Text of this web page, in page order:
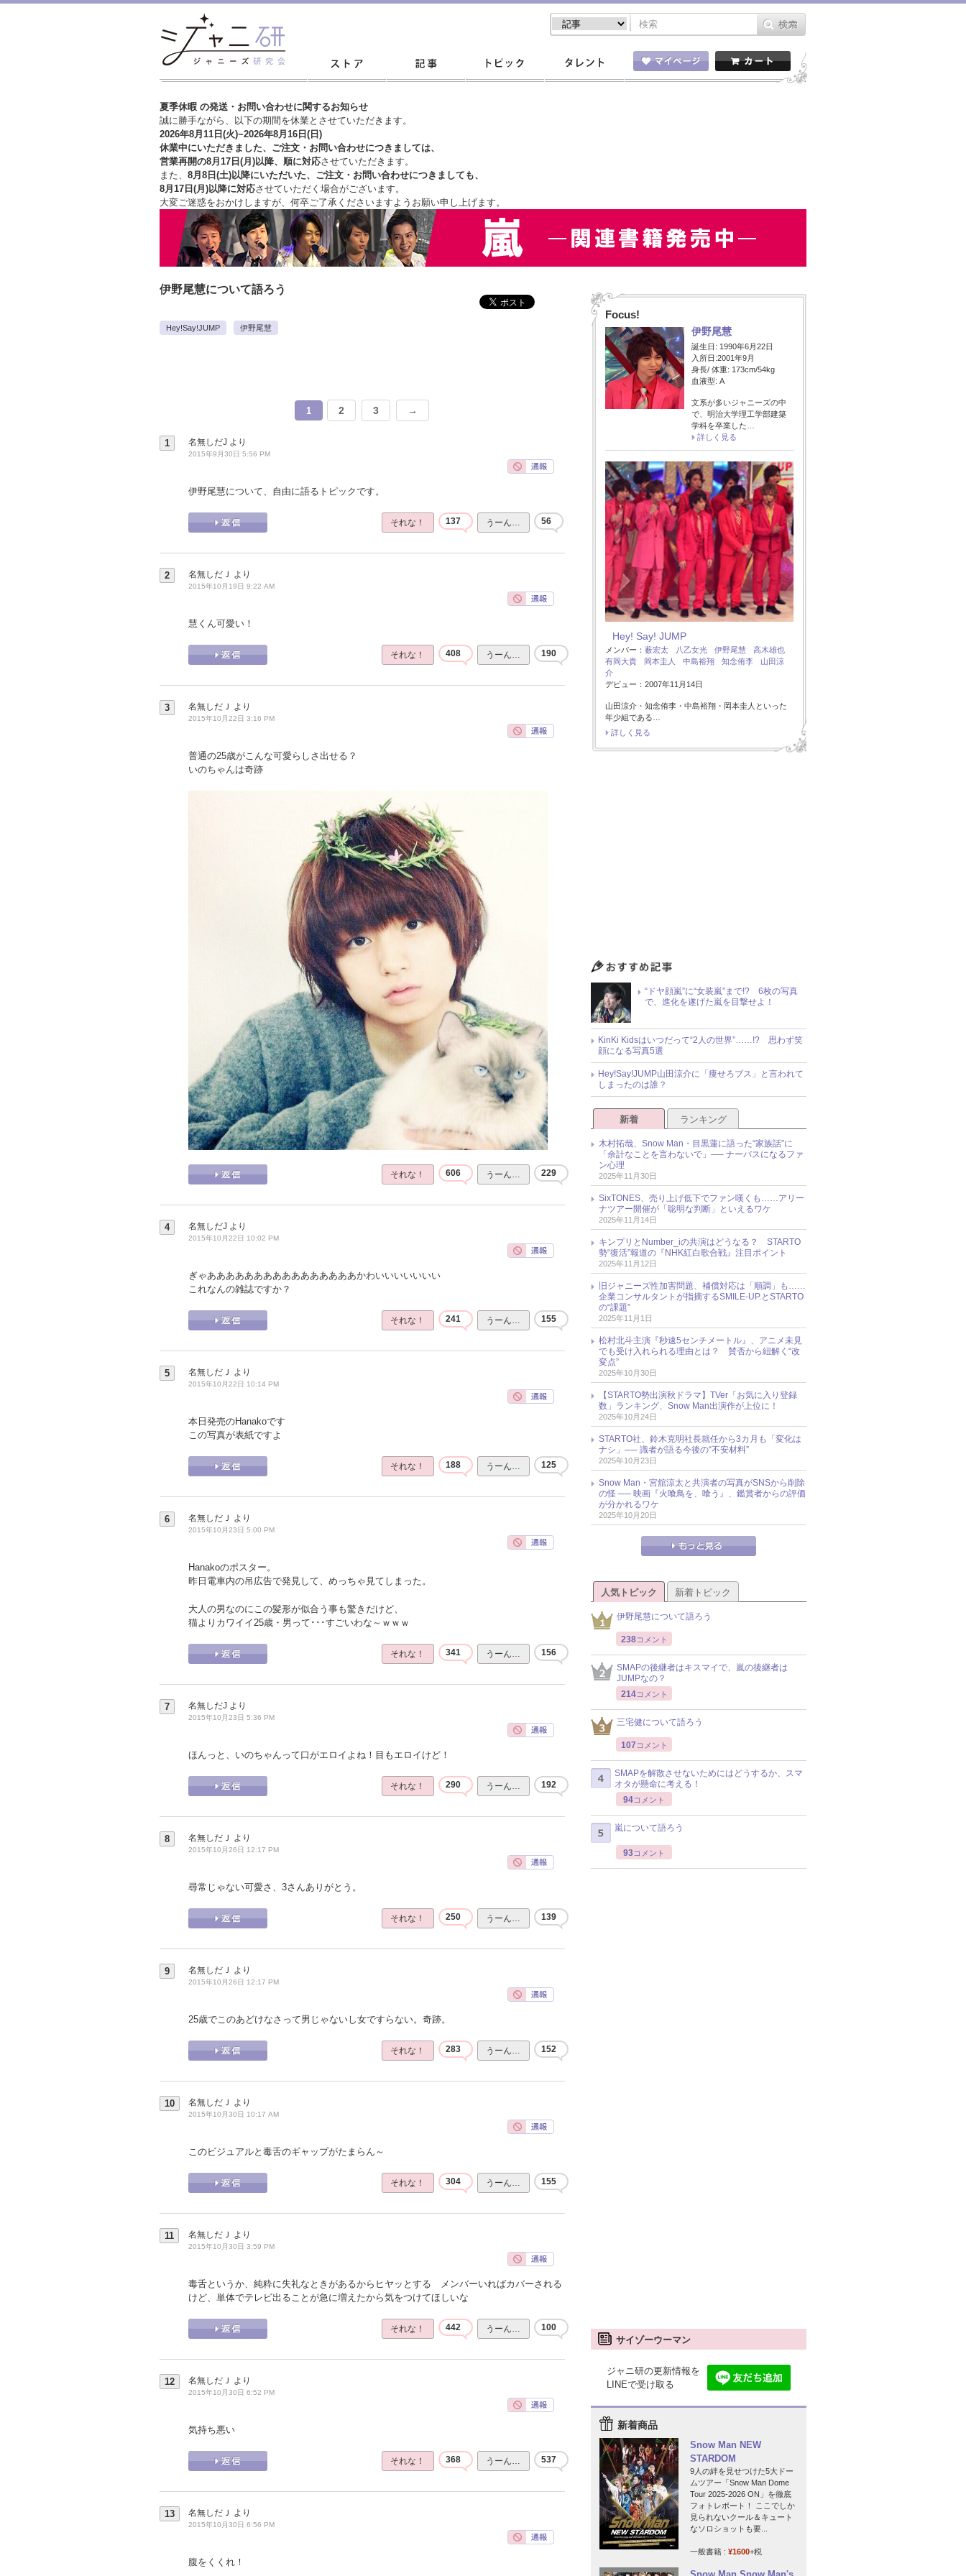
夏季休暇 の発送・お問い合わせに関するお知らせ
誠に勝手ながら、以下の期間を休業とさせていただきます。
2026年8月11日(火)~2026年8月16日(日)
休業中にいただきました、ご注文・お問い合わせにつきましては、
営業再開の8月17日(月)以降、順に対応させていただきます。
また、 8月8日(土)以降にいただいた、ご注文・ お問い合わせにつきましても、
8月17日(月)以降に対応させていただく場合がございます。
大変ご迷惑をおかけしますが、 何卒ご了承くださいますようお願い申し上げます。
伊野尾慧について語ろう
Hey!Say!JUMP 伊野尾慧
1 2 3 →
1 名無しだJ より
2015年9月30日 5:56 PM
伊野尾慧について、自由に語るトピックです。
それな！ 137 うーん… 56
2 名無しだＪ より
2015年10月19日 9:22 AM
慧くん可愛い！
それな！ 408 うーん… 190
3 名無しだＪ より
2015年10月22日 3:16 PM
普通の25歳がこんな可愛らしさ出せる？
いのちゃんは奇跡
それな！ 606 うーん… 229
4 名無しだJ より
2015年10月22日 10:02 PM
ぎゃああああああああああああああああかわいいいいいいい
これなんの雑誌ですか？
それな！ 241 うーん… 155
5 名無しだＪ より
2015年10月22日 10:14 PM
本日発売のHanakoです
この写真が表紙ですよ
それな！ 188 うーん… 125
6 名無しだＪ より
2015年10月23日 5:00 PM
Hanakoのポスター。
昨日電車内の吊広告で発見して、めっちゃ見てしまった。
大人の男なのにこの髪形が似合う事も驚きだけど、
猫よりカワイイ25歳・男って･･･すごいわな～ｗｗｗ
それな！ 341 うーん… 156
7 名無しだJ より
2015年10月23日 5:36 PM
ほんっと、いのちゃんって口がエロイよね！目もエロイけど！
それな！ 290 うーん… 192
8 名無しだＪ より
2015年10月26日 12:17 PM
尋常じゃない可愛さ、3さんありがとう。
それな！ 250 うーん… 139
9 名無しだＪ より
2015年10月26日 12:17 PM
25歳でこのあどけなさって男じゃないし女ですらない。奇跡。
それな！ 283 うーん… 152
10 名無しだＪ より
2015年10月30日 10:17 AM
このビジュアルと毒舌のギャップがたまらん～
それな！ 304 うーん… 155
11 名無しだＪ より
2015年10月30日 3:59 PM
毒舌というか、純粋に失礼なときがあるからヒヤッとする メンバーいればカバーされる
けど、単体でテレビ出ることが急に増えたから気をつけてほしいな
それな！ 442 うーん… 100
12 名無しだＪ より
2015年10月30日 6:52 PM
気持ち悪い
それな！ 368 うーん… 537
13 名無しだＪ より
2015年10月30日 6:56 PM
腹をくくれ！
Focus!
伊野尾慧
誕生日: 1990年6月22日
入所日:2001年9月
身長/ 体重: 173cm/54kg
血液型: A
文系が多いジャニーズの中
で、明治大学理工学部建築
学科を卒業した…
詳しく見る
Hey! Say! JUMP
メンバー： 薮宏太 八乙女光 伊野尾慧
高木雄也
有岡大貴
岡本圭人 中島裕翔 知念侑李
山田涼
介
デビュー：2007年11月14日
山田涼介・知念侑李・中島裕翔・岡本圭人といった
年少組である…
詳しく見る
“ドヤ顔嵐”に“女装嵐”まで!? 6枚の写真
で、進化を遂げた嵐を目撃せよ！
KinKi Kidsはいつだって“2人の世界”……!? 思わず笑
顔になる写真5選
Hey!Say!JUMP山田涼介に「痩せろブス」と言われて
しまったのは誰？
新着 ランキング
木村拓哉、Snow Man・目黒蓮に語った“家族話”に
「余計なことを言わないで」── ナーバスになるファ
ン心理
2025年11月30日
SixTONES、売り上げ低下でファン嘆くも……アリー
ナツアー開催が「聡明な判断」といえるワケ
2025年11月14日
キンプリとNumber_iの共演はどうなる？ STARTO
勢“復活”報道の『NHK紅白歌合戦』注目ポイント
2025年11月12日
旧ジャニーズ性加害問題、補償対応は「順調」も……
企業コンサルタントが指摘するSMILE-UP.とSTARTO
の“課題”
2025年11月1日
松村北斗主演『秒速5センチメートル』、アニメ未見
でも受け入れられる理由とは？ 賛否から紐解く“改
変点”
2025年10月30日
【STARTO勢出演秋ドラマ】TVer「お気に入り登録
数」ランキング、Snow Man出演作が上位に！
2025年10月24日
STARTO社、鈴木克明社長就任から3カ月も「変化は
ナシ」── 識者が語る今後の“不安材料”
2025年10月23日
Snow Man・宮舘涼太と共演者の写真がSNSから削除
の怪 ── 映画『火喰鳥を、喰う』、鑑賞者からの評価
が分かれるワケ
2025年10月20日
人気トピック 新着トピック
伊野尾慧について語ろう
238コメント
SMAPの後継者はキスマイで、嵐の後継者は
JUMPなの？
214コメント
三宅健について語ろう
107 コメント
SMAPを解散させないためにはどうするか、スマ
オタが懸命に考える！
94コメント
嵐について語ろう
93コメント
サイゾーウーマン
ジャニ研の更新情報を
LINEで受け取る
新着商品
Snow Man NEW
STARDOM
9人の絆を見せつけた5大ドー
ムツアー「Snow Man Dome
Tour 2025-2026 ON」を徹底
フォトレポート！ ここでしか
見られないクール＆キュート
なソロショットも要...
一般書籍 : ¥1600+税